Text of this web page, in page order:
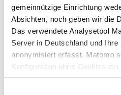
gemeinnützige Einrichtung
Absichten, noch geben wir die
Das verwendete Analysetool
Server in Deutschland und
anonymisiert erfasst. Matomo
Konfiguration ohne Cookies
Analyse bitte wir Sie, auch den
Format
Video
Quelle
ZDF - „Die Anstalt“ vom 12. März
Schlagwörter